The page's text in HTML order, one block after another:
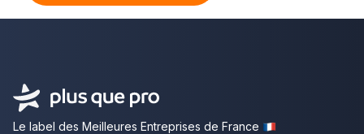
Le label des Meilleures Entreprises de France